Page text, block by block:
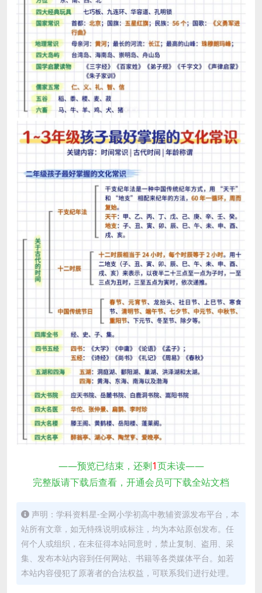
——预览已结束，还剩1页未读——
完整版请下载后查看，开通会员可下载全站文档
声明：学科资料星-全网小学初高中教辅资源发布平台，本
站所有文章，如无特殊说明或标注，均为本站原创发布。任
何个人或组织，在未征得本站同意时，禁止复制、盗用、采
集、发布本站内容到任何网站、书籍等各类媒体平台。如若
本站内容侵犯了原著者的合法权益，可联系我们进行处理。